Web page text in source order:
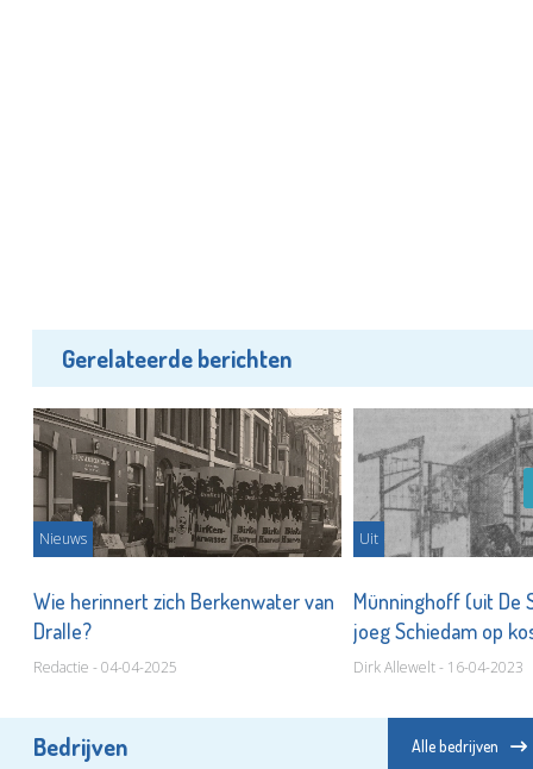
Gerelateerde berichten
Nieuws
Wie herinnert zich Berkenwater van
Dralle?
Redactie - 04-04-2025
Uit
Münninghoff (uit De
joeg Schiedam op
Dirk Allewelt - 16-04-2023
Bedrijven Alle bedrijven